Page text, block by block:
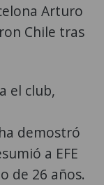
Arturo
Chile tras
el club,
demostró
a EFE
de 26 años.